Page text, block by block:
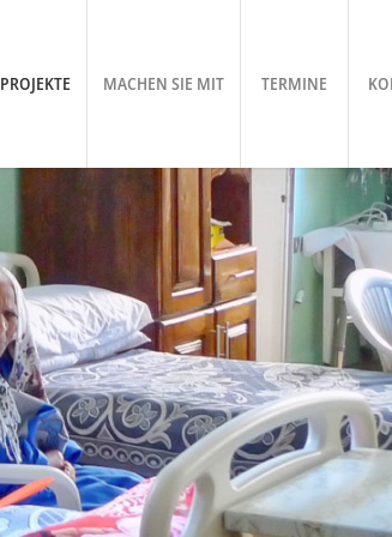
MACHEN SIE MIT TERMINE